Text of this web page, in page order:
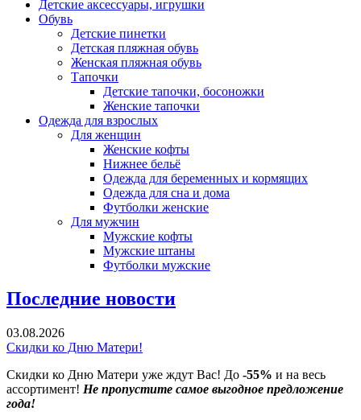
Детские аксессуары, игрушки
Обувь
Детские пинетки
Детская пляжная обувь
Женская пляжная обувь
Тапочки
Детские тапочки, босоножки
Женские тапочки
Одежда для взрослых
Для женщин
Женские кофты
Нижнее бельё
Одежда для беременных и кормящих
Одежда для сна и дома
Футболки женские
Для мужчин
Мужские кофты
Мужские штаны
Футболки мужские
Последние новости
03.08.2026
Скидки ко Дню Матери!
Скидки ко Дню Матери уже ждут Вас! До -55% и на весь
ассортимент! Не пропустите самое выгодное предложение
года!